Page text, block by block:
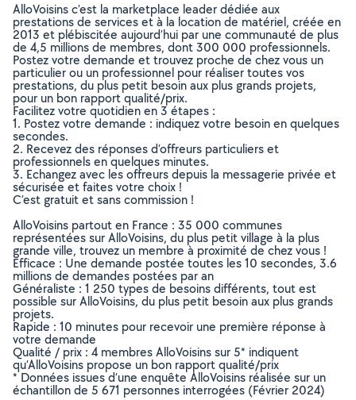
AlloVoisins c’est la marketplace leader dédiée aux
prestations de services et à la location de matériel, créée en
2013 et plébiscitée aujourd’hui par une communauté de plus
de 4,5 millions de membres, dont 300 000 professionnels.
Postez votre demande et trouvez proche de chez vous un
particulier ou un professionnel pour réaliser toutes vos
prestations, du plus petit besoin aux plus grands projets,
pour un bon rapport qualité/prix.
Facilitez votre quotidien en 3 étapes :
1. Postez votre demande : indiquez votre besoin en quelques
secondes.
2. Recevez des réponses d’offreurs particuliers et
professionnels en quelques minutes.
3. Echangez avec les offreurs depuis la messagerie privée et
sécurisée et faites votre choix !
C’est gratuit et sans commission !
AlloVoisins partout en France : 35 000 communes
représentées sur AlloVoisins, du plus petit village à la plus
grande ville, trouvez un membre à proximité de chez vous !
Efficace : Une demande postée toutes les 10 secondes, 3.6
millions de demandes postées par an
Généraliste : 1 250 types de besoins différents, tout est
possible sur AlloVoisins, du plus petit besoin aux plus grands
projets.
Rapide : 10 minutes pour recevoir une première réponse à
votre demande
Qualité / prix : 4 membres AlloVoisins sur 5* indiquent
qu’AlloVoisins propose un bon rapport qualité/prix
* Données issues d’une enquête AlloVoisins réalisée sur un
échantillon de 5 671 personnes interrogées (Février 2024)